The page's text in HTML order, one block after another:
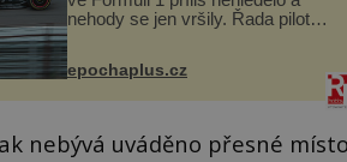
nehody se jen vršily. Řada pilotů
i ztrátou života. Dnes
epochaplus.cz
nebývá uváděno přesné